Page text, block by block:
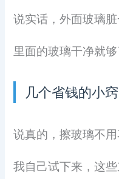
说实话，外面玻璃脏
里面的玻璃干净就够
几个省钱的小
说真的，擦玻璃不用
我自己试下来，这些